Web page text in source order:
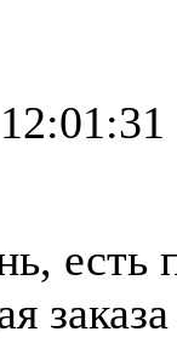
есть